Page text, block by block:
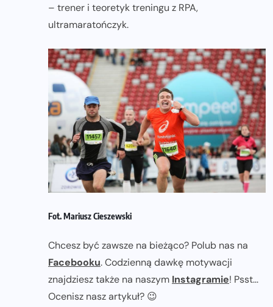
– trener i teoretyk treningu z RPA,
ultramaratończyk.
Fot. Mariusz Cieszewski
Chcesz być zawsze na bieżąco? Polub nas na
Facebooku. Codzienną dawkę motywacji
znajdziesz także na naszym Instagramie! Psst...
Ocenisz nasz artykuł? 😉